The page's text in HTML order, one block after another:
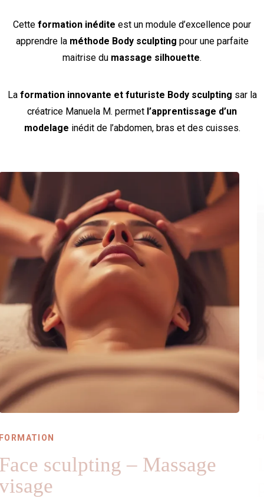
Cette formation inédite est un module d’excellence pour
apprendre la méthode Body sculpting pour une parfaite
maitrise du massage silhouette.
La formation innovante et futuriste Body sculpting sar la
créatrice Manuela M. permet l’apprentissage d’un
modelage inédit de l’abdomen, bras et des cuisses.
FORMATION
Les fondamentaux de la
pratique du massage